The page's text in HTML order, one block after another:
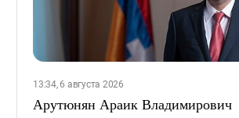
13:34, 6 августа 2026
Арутюнян Араик Владимирович